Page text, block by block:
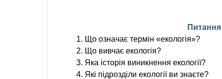
1. Що означає термін «екологія»?
2. Що вивчає екологія?
3. Яка історія виникнення екології?
4. Які підрозділи екології ви знаєте?